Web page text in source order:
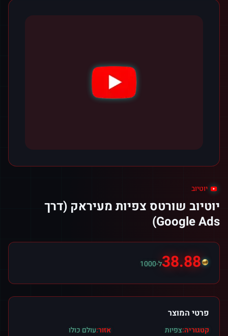
יוטיוב
יוטיוב שורטס צפיות מעיראק (דרך
Google Ads)
38.88ל-1000
פרטי המוצר
קטגוריה:צפיות אזור:עולם כולו